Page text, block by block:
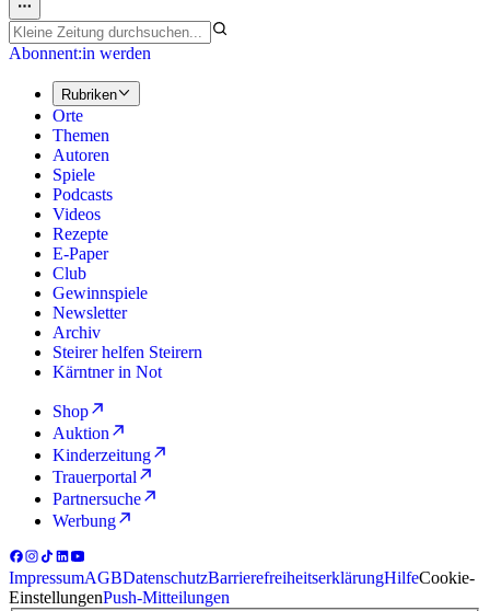
Abonnent:in werden
Rubriken
Orte
Themen
Autoren
Spiele
Podcasts
Videos
Rezepte
E-Paper
Club
Gewinnspiele
Newsletter
Archiv
Steirer helfen Steirern
Kärntner in Not
Shop
Auktion
Kinderzeitung
Trauerportal
Partnersuche
Werbung
ImpressumAGBDatenschutzBarrierefreiheitserklärungHilfeCookie-
EinstellungenPush-Mitteilungen